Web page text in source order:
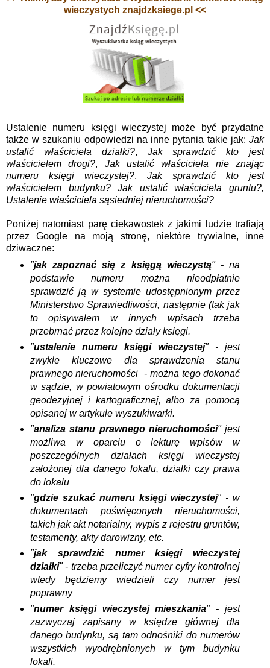
wieczystych znajdzksiege.pl <<
Ustalenie numeru księgi wieczystej może być przydatne
także w szukaniu odpowiedzi na inne pytania takie jak: Jak
ustalić właściciela działki?, Jak sprawdzić kto jest
właścicielem drogi?, Jak ustalić właściciela nie znając
numeru księgi wieczystej?, Jak sprawdzić kto jest
właścicielem budynku? Jak ustalić właściciela gruntu?,
Ustalenie właściciela sąsiedniej nieruchomości?
Poniżej natomiast parę ciekawostek z jakimi ludzie trafiają
przez Google na moją stronę, niektóre trywialne, inne
dziwaczne:
"jak zapoznać się z księgą wieczystą" - na
podstawie numeru można nieodpłatnie
sprawdzić ją w systemie udostępnionym przez
Ministerstwo Sprawiedliwości, następnie (tak jak
to opisywałem w innych wpisach trzeba
przebrnąć przez kolejne działy księgi.
"ustalenie numeru księgi wieczystej" - jest
zwykle kluczowe dla sprawdzenia stanu
prawnego nieruchomości - można tego dokonać
w sądzie, w powiatowym ośrodku dokumentacji
geodezyjnej i kartograficznej, albo za pomocą
opisanej w artykule wyszukiwarki.
"analiza stanu prawnego nieruchomości" jest
możliwa w oparciu o lekturę wpisów w
poszczególnych działach księgi wieczystej
założonej dla danego lokalu, działki czy prawa
do lokalu
"gdzie szukać numeru księgi wieczystej" - w
dokumentach poświęconych nieruchomości,
takich jak akt notarialny, wypis z rejestru gruntów,
testamenty, akty darowizny, etc.
"jak sprawdzić numer księgi wieczystej
działki" - trzeba przeliczyć numer cyfry kontrolnej
wtedy będziemy wiedzieli czy numer jest
poprawny
"numer księgi wieczystej mieszkania" - jest
zazwyczaj zapisany w księdze głównej dla
danego budynku, są tam odnośniki do numerów
wszystkich wyodrębnionych w tym budynku
lokali.